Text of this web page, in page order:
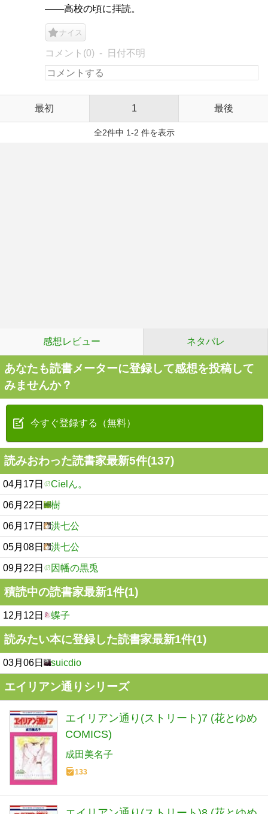
――高校の頃に拝読。
ナイス
コメント(0) 日付不明
最初 1 最後
全2件中 1-2 件を表示
感想レビュー ネタバレ
あなたも読書メーターに登録して感想を投稿して
みませんか？
今すぐ登録する（無料）
読みおわった読書家最新5件(137)
04月17日 Cielん。
06月22日 樹
06月17日 洪七公
05月08日 洪七公
09月22日 因幡の黒兎
積読中の読書家最新1件(1)
12月12日 蝶子
読みたい本に登録した読書家最新1件(1)
03月06日 suicdio
エイリアン通りシリーズ
エイリアン通り(ストリート)7 (花とゆめ
COMICS)
成田美名子
133